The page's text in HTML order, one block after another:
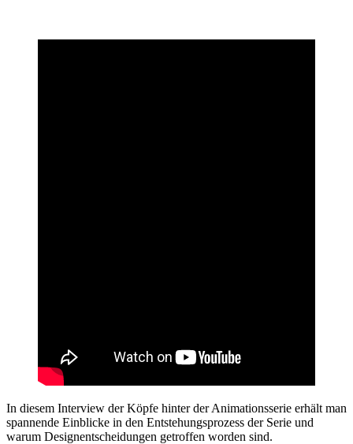
In diesem Interview der Köpfe hinter der Animationsserie erhält man
spannende Einblicke in den Entstehungsprozess der Serie und
warum Designentscheidungen getroffen worden sind.